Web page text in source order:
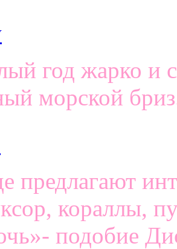
год жарко и
морской
предлагают
кораллы,
подобие